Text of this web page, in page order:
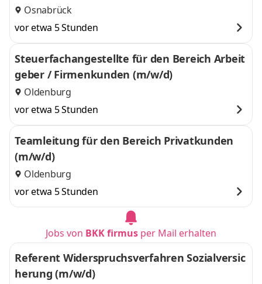
Osnabrück
vor etwa 5 Stunden
Steuerfachangestellte für den Bereich Arbeit
geber / Firmenkunden (m/w/d)
Oldenburg
vor etwa 5 Stunden
Teamleitung für den Bereich Privatkunden
(m/w/d)
Oldenburg
vor etwa 5 Stunden
Jobs von BKK firmus per Mail erhalten
Referent Widerspruchsverfahren Sozialversic
herung (m/w/d)